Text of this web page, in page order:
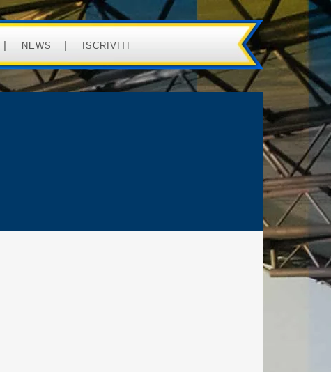
NEWS ISCRIVITI